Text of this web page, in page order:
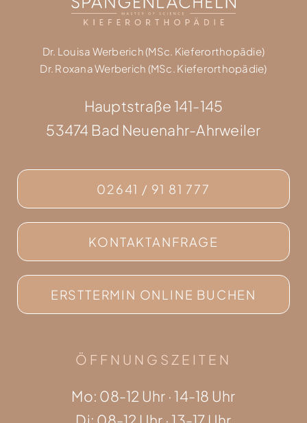
Dr. Louisa Werberich (MSc. Kieferorthopädie)
Dr. Roxana Werberich (MSc. Kieferorthopädie)
Hauptstraße 141-145
53474 Bad Neuenahr-Ahrweiler
02641 / 91 81 777
KONTAKTANFRAGE
ERSTTERMIN ONLINE BUCHEN
ÖFFNUNGSZEITEN
Mo: 08-12 Uhr · 14-18 Uhr